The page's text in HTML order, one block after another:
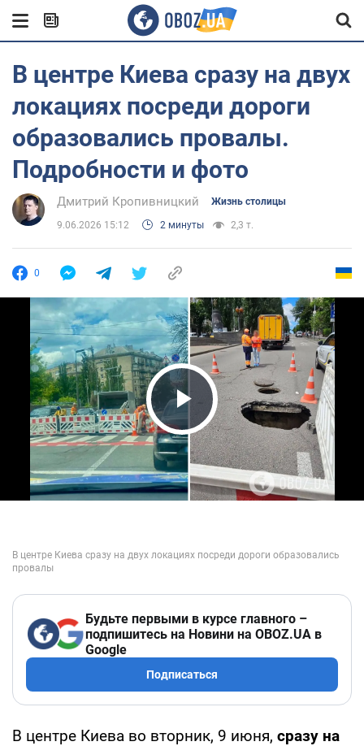
В центре Киева сразу на двух
локациях посреди дороги
образовались провалы.
Подробности и фото
Дмитрий Кропивницкий Жизнь столицы
9.06.2026 15:12 2 минуты 2,3 т.
0
Play Video
Будьте первыми в курсе главного –
подпишитесь на Новини на OBOZ.UA в
Google
Подписаться
В центре Киева во вторник, 9 июня, сразу на